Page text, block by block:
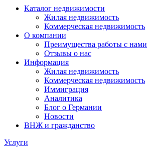
Каталог недвижимости
Жилая недвижимость
Коммерческая недвижимость
О компании
Преимущества работы с нами
Отзывы о нас
Информация
Жилая недвижимость
Коммерческая недвижимость
Иммиграция
Аналитика
Блог о Германии
Новости
ВНЖ и гражданство
Услуги